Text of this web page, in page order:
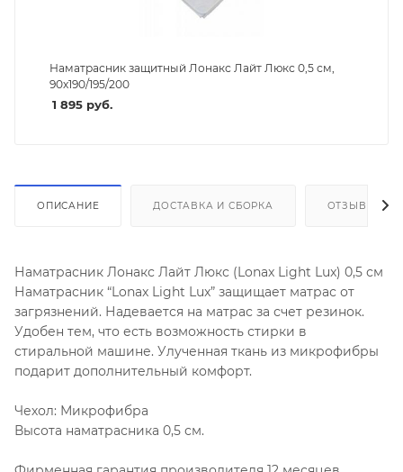
Наматрасник защитный Лонакс Лайт Люкс 0,5 см,
90х190/195/200
1 895руб.
ОПИСАНИЕ ДОСТАВКА И СБОРКА ОТЗЫВЫ
Наматрасник Лонакс Лайт Люкс (Lonax Light Lux) 0,5 см
Наматрасник “Lonax Light Lux” защищает матрас от
загрязнений. Надевается на матрас за счет резинок.
Удобен тем, что есть возможность стирки в
стиральной машине. Улученная ткань из микрофибры
подарит дополнительный комфорт.
Чехол: Микрофибра
Высота наматрасника 0,5 см.